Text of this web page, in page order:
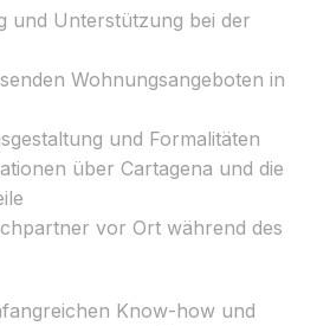
und Unterstützung bei der
Wohnungsangeboten in
und Formalitäten
über Cartagena und die
vor Ort während des
Know-how und